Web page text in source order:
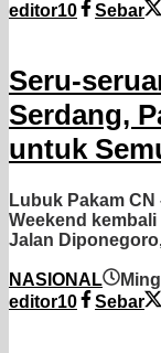
editor10
Sebar
Seru-
Serdang,
untuk
Lubuk Pakam
Weekend
Jalan
NASIONAL
editor10
Sebar